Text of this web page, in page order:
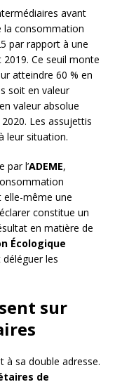
avant
la consommation
par rapport à une
Ce seuil monte
atteindre 60 % en
soit en valeur
valeur absolue
Les assujettis
leur situation.
par l’ADEME,
elle-même une
constitue un
en matière de
Écologique
les
sur
à sa double adresse.
de